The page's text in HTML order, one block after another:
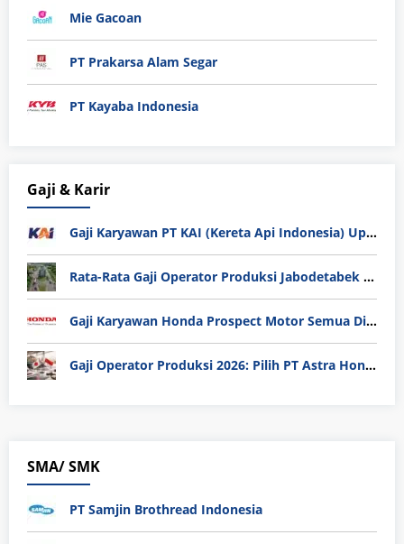
Mie Gacoan
PT Prakarsa Alam Segar
PT Kayaba Indonesia
Gaji & Karir
Gaji Karyawan PT KAI (Kereta Api Indonesia) Update 2025
Rata-Rata Gaji Operator Produksi Jabodetabek 2025: Bedah Tuntas UMK, Lemburan, dan Realita Hidup Buruh
Gaji Karyawan Honda Prospect Motor Semua Divisi
Gaji Operator Produksi 2026: Pilih PT Astra Honda Motor (AHM) atau Manufaktur di Jepang?
SMA/ SMK
PT Samjin Brothread Indonesia